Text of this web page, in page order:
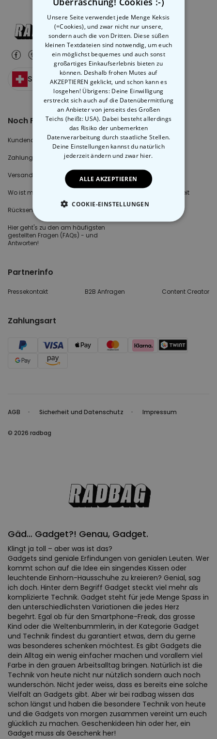
Schweiz
Noch Fragen?
Kundendienst
Zahlungsmöglichkeiten?
Versandkosten?
Wo ist mein Paket?
Rücksendungen & Retouren?
Hier geht's zu den am häufigsten
gestellten Fragen (FAQs) - und
Antworten!
Über radbag
Unser Team
Jobs bei uns
Blog
Erklärung zur Barrierefreiheit
Partnerinfo
Pressekontakt B2B Anfragen Content Creator
Zahlungsart
AGB Sicherheit und Datenschutz Impressum
© 2026 radbag
Gäd… Gadget?! Genau, Gadget.
Klingt ja toll – aber was ist das?
Gadgets sind geniale Erfindungen von genialen Leuten. Wer
kommt schon auf die Idee ein singendes Kissen oder
leuchtende Einhorn-Hausschuhe zu kreieren? Genial, sag
ich doch. Hinter dem Begriff Gadget steckt viel mehr als
komplizierte Technik. Gadget steht für jede Menge Spass in
den unterschiedlichsten Variationen die jedes Herz
begehrt. Egal ob für den Smartphone-Freak, das grosse
Kind oder die Weltenbummlerin, in der Kategorie Gadget
und Technik findest du garantiert etwas, dem du gerne
was besonderes schenken möchtest. Es gibt Gadgets die
dein Alltag ein wenig einfacher machen und vorallem viel
Farbe in den grauen Arbeitsalltag bringen. Natürlich ist die
Technik von heute nicht nur nützlich sondern auch noch
wunderschön. Nicht jeder weiss, dass es bereits eine solche
Vielfalt an Gadgets gibt. Aber wir bei radbag wissen das
schon längst und haben die besondere Technik von heute
und die Gadgets von morgen zusammen vereint um euch
glücklich zu machen. Geschenkideen hin oder her, ein
Gadget muss als Geschenk her!
Unsere Seite verwendet jede Menge Keksis
(=Cookies), und zwar nicht nur unsere,
sondern auch die von Dritten. Diese süßen
kleinen Textdateien sind notwendig, um euch
ein möglichst bequemes und auch sonst
großartiges Einkaufserlebnis bieten zu
können. Deshalb frohen Mutes auf
AKZEPTIEREN geklickt, und schon kann es
losgehen! Übrigens: Deine Einwilligung
erstreckt sich auch auf die Datenübermittlung
an Anbieter von jenseits des Großen
Teichs (heißt: USA). Dabei besteht allerdings
das Risiko der unbemerkten
Datenverarbeitung durch staatliche Stellen.
Deine Einstellungen kannst du natürlich
jederzeit ändern und zwar hier.
ALLE AKZEPTIEREN
COOKIE-EINSTELLUNGEN
ESSENTIELL